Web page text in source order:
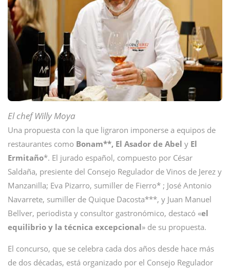
El chef Willy Moya
Una propuesta con la que ligraron imponerse a equipos de
restaurantes como Bonam**, El Asador de Abel y El
Ermitaño*. El jurado español, compuesto por César
Saldaña, presiente del Consejo Regulador de Vinos de Jerez y
Manzanilla; Eva Pizarro, sumiller de Fierro* ; José Antonio
Navarrete, sumiller de Quique Dacosta***, y Juan Manuel
Bellver, periodista y consultor gastronómico, destacó «el
equilibrio y la técnica excepcional» de su propuesta.
El concurso, que se celebra cada dos años desde hace más
de dos décadas, está organizado por el Consejo Regulador